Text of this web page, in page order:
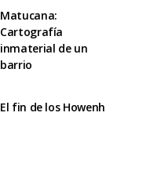
Matucana:
Cartografía
inmaterial de un
barrio
El fin de los Howenh